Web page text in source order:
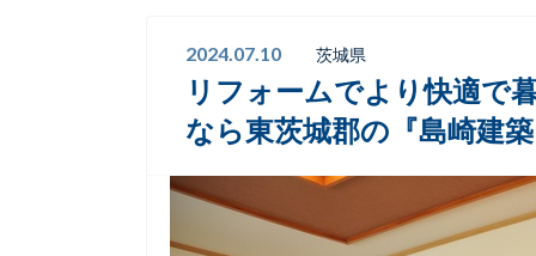
2024.07.10 茨城県
リフォームでより快適で
なら東茨城郡の『島崎建